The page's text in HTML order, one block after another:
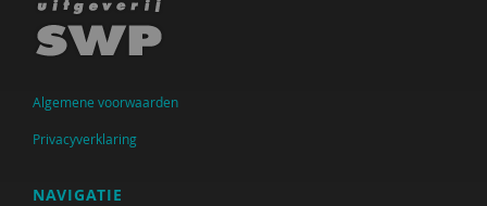
Algemene voorwaarden
Privacyverklaring
NAVIGATIE